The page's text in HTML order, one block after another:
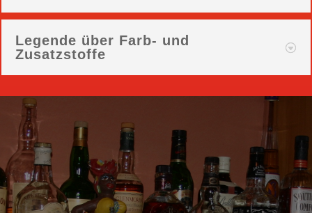
Legende über Farb- und
Zusatzstoffe